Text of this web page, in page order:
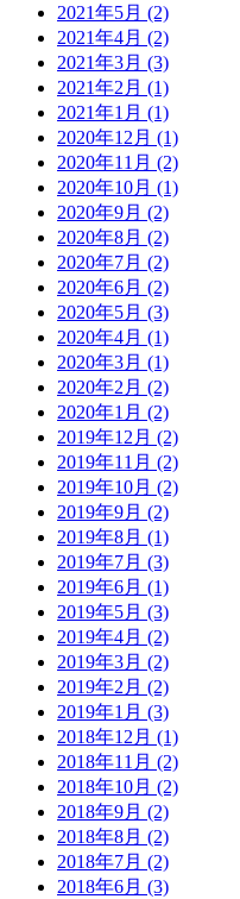
2021年5月 (2)
2021年4月 (2)
2021年3月 (3)
2021年2月 (1)
2021年1月 (1)
2020年12月 (1)
2020年11月 (2)
2020年10月 (1)
2020年9月 (2)
2020年8月 (2)
2020年7月 (2)
2020年6月 (2)
2020年5月 (3)
2020年4月 (1)
2020年3月 (1)
2020年2月 (2)
2020年1月 (2)
2019年12月 (2)
2019年11月 (2)
2019年10月 (2)
2019年9月 (2)
2019年8月 (1)
2019年7月 (3)
2019年6月 (1)
2019年5月 (3)
2019年4月 (2)
2019年3月 (2)
2019年2月 (2)
2019年1月 (3)
2018年12月 (1)
2018年11月 (2)
2018年10月 (2)
2018年9月 (2)
2018年8月 (2)
2018年7月 (2)
2018年6月 (3)